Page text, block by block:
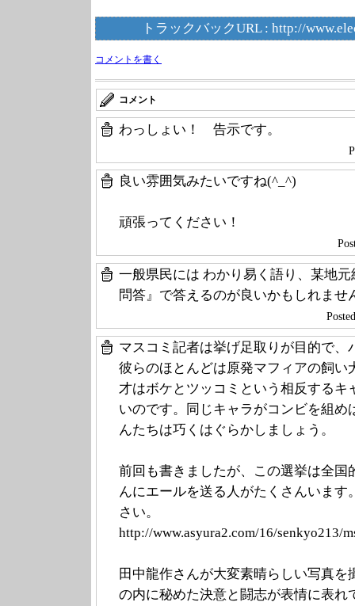
トラックバックURL : http://
コメントを書く
コメント
わっしょい！ 告示です。
良い雰囲気みたいですね(^_^)
頑張ってください！
一般県民には わかり易く語り、某地
問答』で答えるのが良いかもしれませ
マスコミ記者は挙げ足取りが目的で、
彼らのほとんどは原発マフィアの飼い
才はボケとツッコミという相反するキ
いのです。同じキャラがコンビを組め
んたちは巧くはぐらかしましょう。
前回も書きましたが、この選挙は全国
んにエールを送る人がたくさんいます
さい。
http://www.asyura2.com/16/senkyo213/
田中龍作さんが大変素晴らしい写真
の内に秘めた決意と闘志が表情に表れ